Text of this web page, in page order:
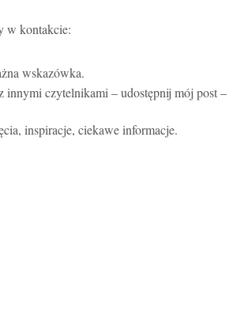
w kontakcie:
wskazówka.
innymi czytelnikami – udostępnij mój post –
inspiracje, ciekawe informacje.